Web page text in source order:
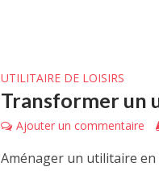
UTILITAIRE DE LOISIRS
Transformer un
Ajouter un commentaire
Aménager un utilitaire